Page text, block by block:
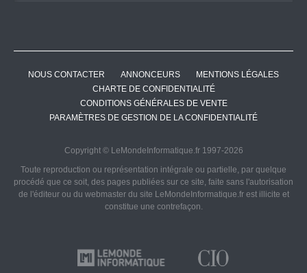
NOUS CONTACTER ANNONCEURS
MENTIONS LÉGALES
CHARTE DE CONFIDENTIALITÉ
CONDITIONS GÉNÉRALES DE VENTE
PARAMÈTRES DE GESTION DE LA CONFIDENTIALITÉ
Copyright © LeMondeInformatique.fr 1997-2026
Toute reproduction ou représentation intégrale ou partielle, par quelque
procédé que ce soit, des pages publiées sur ce site, faite sans l'autorisation
de l'éditeur ou du webmaster du site LeMondeInformatique.fr est illicite et
constitue une contrefaçon.